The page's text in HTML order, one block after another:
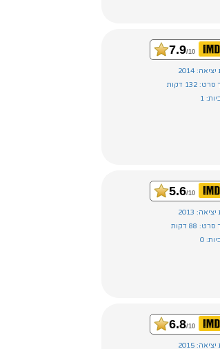
7.9/10
2014
132 דקות
1
5.6/10
2013
88 דקות
0
6.8/10
2015